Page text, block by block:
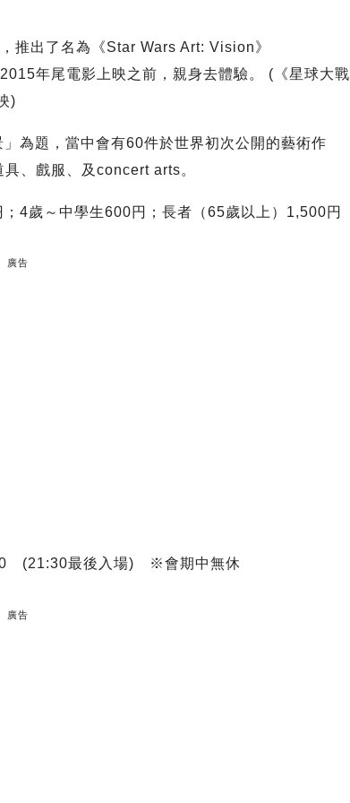
推出了名為《Star Wars Art: Vision》
年尾電影上映之前，親身去體驗。 (《星球大戰
)
為題，當中會有60件於世界初次公開的藝術作
、戲服、及concert arts。
4歲～中學生600円；長者（65歲以上）1,500円
廣告
(21:30最後入場) ※會期中無休
廣告